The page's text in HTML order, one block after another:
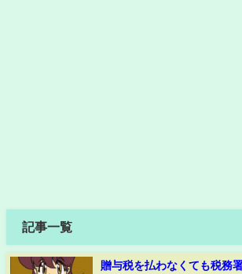
記事一覧
贈与税を払わなくても税務